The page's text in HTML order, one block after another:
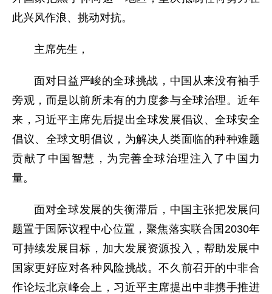
此兴风作浪、挑动对抗。
主席先生，
面对日益严峻的全球挑战，中国从来没有袖手
旁观，而是以前所未有的力度参与全球治理。近年
来，习近平主席先后提出全球发展倡议、全球安全
倡议、全球文明倡议，为解决人类面临的种种难题
贡献了中国智慧，为完善全球治理注入了中国力
量。
面对全球发展的失衡滞后，中国主张把发展问
题置于国际议程中心位置，聚焦落实联合国2030年
可持续发展目标，加大发展资源投入，帮助发展中
国家更好应对各种风险挑战。不久前召开的中非合
作论坛北京峰会上，习近平主席提出中非携手推进